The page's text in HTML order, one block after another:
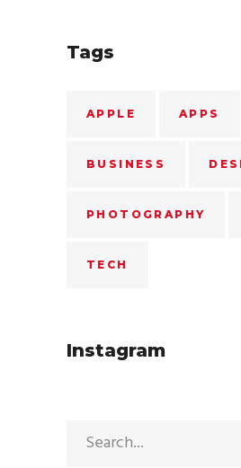
Tags
APPLE APPS
BUSINESS
PHOTOGRAPHY
TECH
Instagram
Search
for: